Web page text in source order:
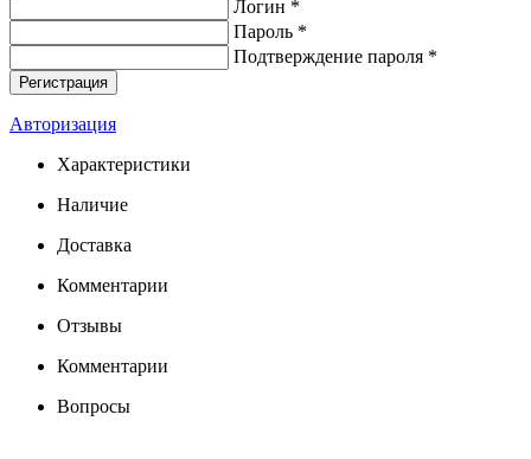
Логин *
Пароль *
Подтверждение пароля *
Авторизация
Характеристики
Наличие
Доставка
Комментарии
Отзывы
Комментарии
Вопросы